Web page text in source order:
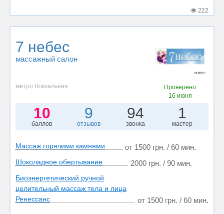
222
7 небес
массажный салон
метро Вокзальная
Проверено
16 июня
10
баллов
9
отзывов
94
звонка
1
мастер
Массаж горячими камнями от 1500 грн. / 60 мин.
Шоколадное обертывание 2000 грн. / 90 мин.
Биоэнергетический ручной
целительный массаж тела и лица
Ренессанс
от 1500 грн. / 60 мин.